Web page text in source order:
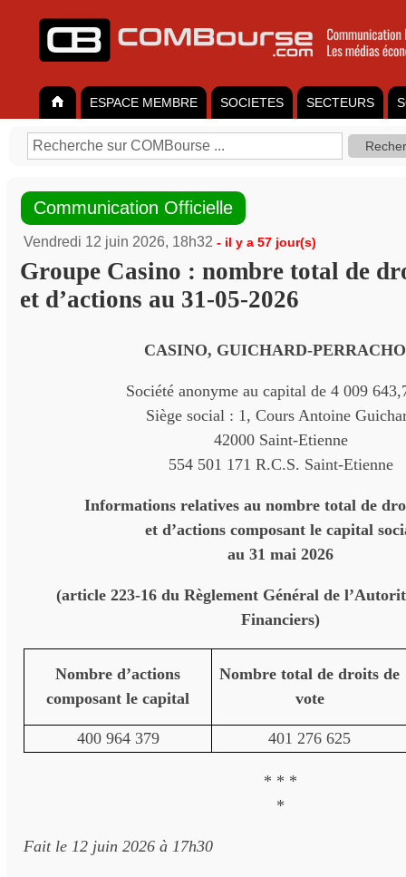
ESPACE MEMBRE SOCIETES SECTEURS
Communication Officielle
Vendredi 12 juin 2026, 18h32 - il y a 57 jour(s)
Groupe Casino : nombre total de
et d’actions au 31-05-2026
CASINO, GUICHARD-
Société anonyme au capital de 4 009
Siège social : 1, Cours Antoine
42000 Saint-Etienne
554 501 171 R.C.S. Saint-Etienne
Informations relatives au nombre total de
et d’actions composant le capital
au 31 mai 2026
(article 223-16 du Règlement Général de
Financiers)
Nombre d’actions
composant le capital
Nombre total de droits de
vote
400 964 379 401 276 625
* * *
*
Fait le 12 juin 2026 à 17h30